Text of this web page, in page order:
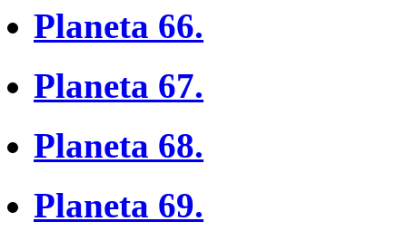
Planeta 66.
Planeta 67.
Planeta 68.
Planeta 69.